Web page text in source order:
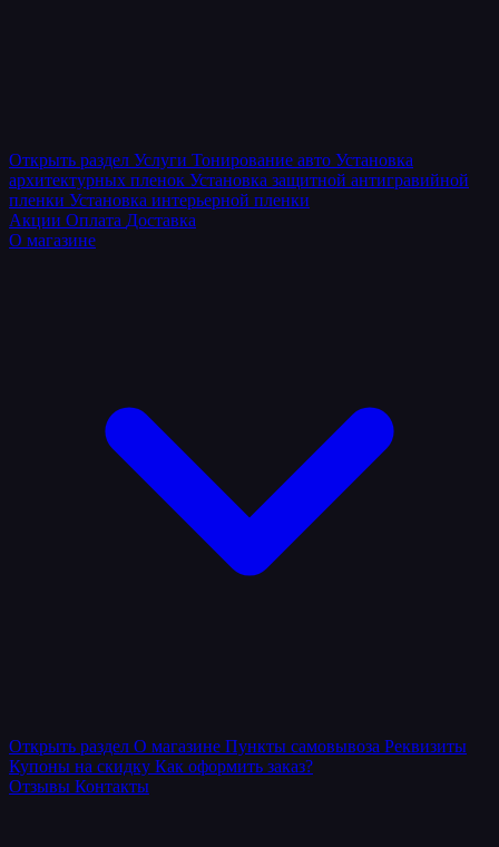
Открыть раздел Услуги Тонирование авто Установка
архитектурных пленок Установка защитной антигравийной
пленки Установка интерьерной пленки
Акции Оплата Доставка
О магазине
Открыть раздел О магазине Пункты самовывоза Реквизиты
Купоны на скидку Как оформить заказ?
Отзывы Контакты